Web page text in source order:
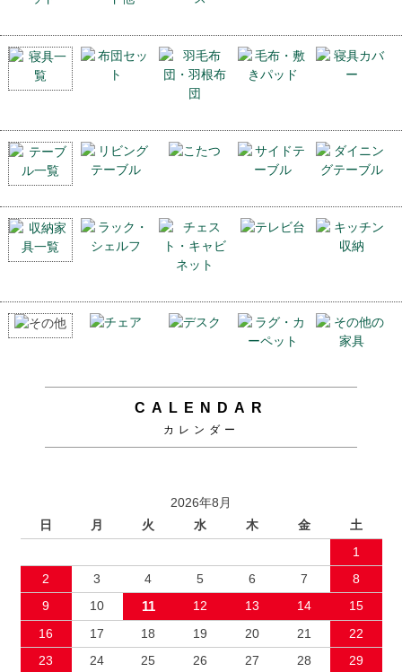
CALENDAR
カレンダー
2026年8月
日
月 火 水 木 金
土
1
2
3 4 5 6 7
8
9
10 11 12 13 14
15
16
17 18 19 20 21
22
23
24 25 26 27 28
29